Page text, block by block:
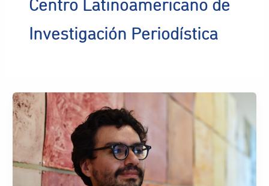
Centro Latinoamericano de
Investigación Periodística